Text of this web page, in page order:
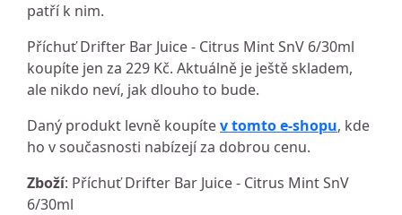
patří k nim.
Příchuť Drifter Bar Juice - Citrus Mint SnV 6/30ml
koupíte jen za 229 Kč. Aktuálně je ještě skladem,
ale nikdo neví, jak dlouho to bude.
Daný produkt levně koupítev tomto e-shopu, kde
ho v současnosti nabízejí za dobrou cenu.
Zboží: Příchuť Drifter Bar Juice - Citrus Mint SnV
6/30ml